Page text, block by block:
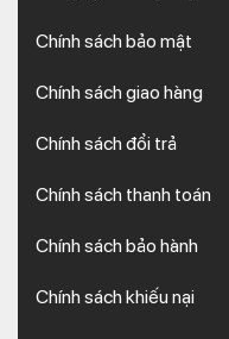
Chính sách bảo mật
Chính sách giao hàng
Chính sách đổi trả
Chính sách thanh toán
Chính sách bảo hành
Chính sách khiếu nại